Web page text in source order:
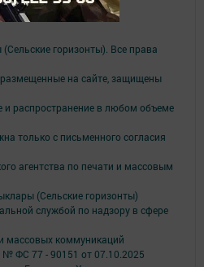
горизонты). Все права
на сайте, защищены
и распространение в любом объеме
только с письменного согласия
агентства по печати и массовым
(Сельские горизонты)
службой по надзору в сфере
массовых коммуникаций
ФС 77 - 90151 от 07.10.2025